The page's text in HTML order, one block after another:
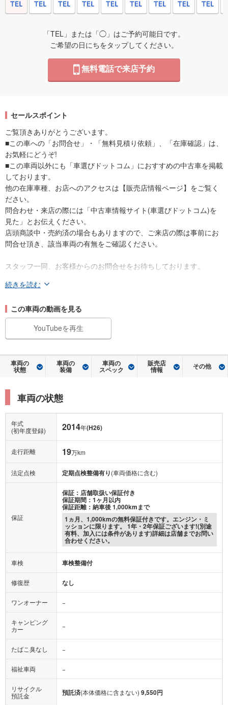
「TEL」または「◯」はご予約可能日です。
ご希望の日にちをタップしてください。
無料電話で来店予約
セールスポイント
ご覧頂きありがとうございます。
■この車への「お問合せ」・「無料見積り依頼」、「在庫確認」は、
お気軽にどうぞ!
■この車両以外にも「車選びドットコム」におすすめの中古車を掲載
しております。
他の在庫車種、お店へのアクセスは【販売店情報ページ】をご覧く
ださい。
問合わせ・来店の際には「中古車情報サイト(車選びドットコム)を
見た」とお伝えください。
店頭商談中・売約済の場合もありますので、ご来店の際は事前にお
問合せ頂き、該当車両の有無をご確認ください。
スタッフ一同、お客様からのお問合せをお待ちしております。
続きを読む
この車両の動画を見る
YouTubeを再生
車両の
状態
車両の
装備
車両の
スペック
販売店
情報 その他
車両の状態
年式
(初年度登録)
2014年(H26)
走行距離 19万km
法定点検 定期点検整備有り(車両価格に含む)
保証
保証：店舗取扱い保証付き
保証期間：1ヶ月以内
保証距離：納車後 1,000kmまで
1ヵ月、1,000kmの無料保証付きです。エンジン・ミ
ッションに限ります。 1年・2年保証ございます!(別途
有料、加入には条件があります)詳細は店舗までお問い
合わせください。
車検 車検整備付
修復歴 なし
ワンオーナー −
キャンピング
カー
−
たばこ臭なし −
福祉車両 −
リサイクル
預託金
預託済(本体価格に含まない) 9,550円